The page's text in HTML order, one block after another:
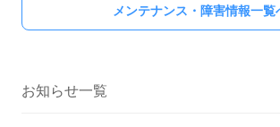
メンテナンス・障害情報一覧
お知らせ一覧